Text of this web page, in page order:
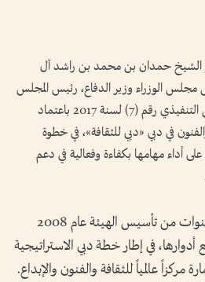
أصدر سمو الشيخ حمدان بن محمد بن راشد آل
الوزراء وزير الدفاع، رئيس المجلس
التنفيذي لإمارة دبي، قرار المجلس التنفيذي رقم (7) لسنة 2017 باعتماد
في دبي «دبي للثقافة»، في خطوة
أداء مهامها بكفاءة وفعالية في دعم
وجاء هذا القرار بعد نحو 10 سنوات من تأسيس الهيئة عام 2008
أدوارها، في إطار خطة دبي الاستراتيجية